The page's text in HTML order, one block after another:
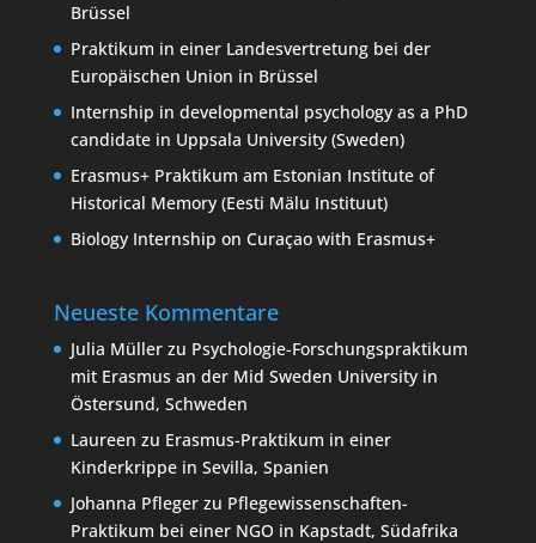
Brüssel
Praktikum in einer Landesvertretung bei der
Europäischen Union in Brüssel
Internship in developmental psychology as a PhD
candidate in Uppsala University (Sweden)
Erasmus+ Praktikum am Estonian Institute of
Historical Memory (Eesti Mälu Instituut)
Biology Internship on Curaçao with Erasmus+
Neueste Kommentare
Julia Müllerzu Psychologie-Forschungspraktikum
mit Erasmus an der Mid Sweden University in
Östersund, Schweden
Laureen zu Erasmus-Praktikum in einer
Kinderkrippe in Sevilla, Spanien
Johanna Pflegerzu Pflegewissenschaften-
Praktikum bei einer NGO in Kapstadt, Südafrika